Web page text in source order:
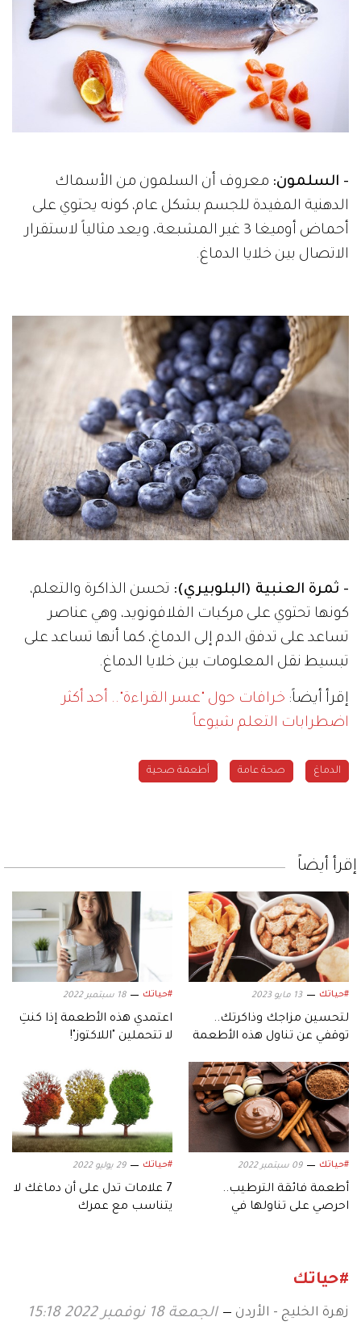
- السلمون: معروف أن السلمون من الأسماك
الدهنية المفيدة للجسم بشكل عام، كونه يحتوي على
أحماض أوميغا 3 غير المشبعة، ويعد مثالياً لاستقرار
الاتصال بين خلايا الدماغ.
- ثمرة العنبية (البلوبيري): تحسن الذاكرة والتعلم،
كونها تحتوي على مركبات الفلافونويد، وهي عناصر
تساعد على تدفق الدم إلى الدماغ، كما أنها تساعد على
تبسيط نقل المعلومات بين خلايا الدماغ.
إقرأ أيضاً: خرافات حول "عسر القراءة".. أحد أكثر
اضطرابات التعلم شيوعاً
الدماغ صحة عامة أطعمة صحية
إقرأ أيضاً
#حياتك 13 مايو 2023
لتحسين مزاجك وذاكرتك..
توقفي عن تناول هذه الأطعمة
#حياتك 18 سبتمبر 2022
اعتمدي هذه الأطعمة إذا كنتِ
لا تتحملين "اللاكتوز"!
#حياتك 09 سبتمبر 2022
أطعمة فائقة الترطيب..
احرصي على تناولها في
#حياتك 29 يوليو 2022
7 علامات تدل على أن دماغك لا
يتناسب مع عمرك
#حياتك
زهرة الخليج - الأردن الجمعة 18 نوفمبر 2022 15:18